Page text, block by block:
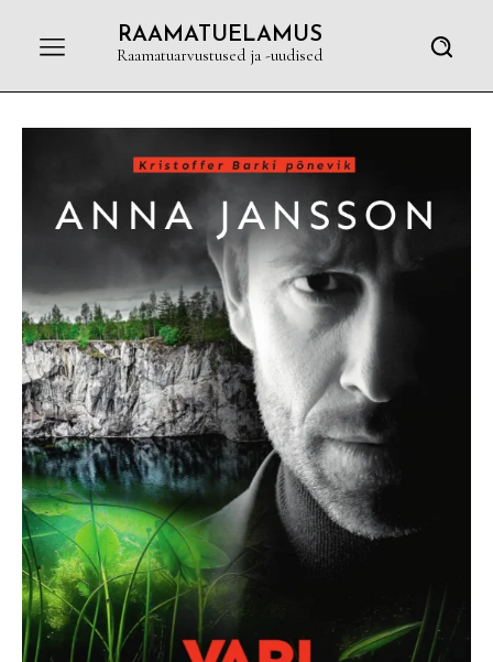
RAAMATUELAMUS
Raamatuarvustused ja -uudised